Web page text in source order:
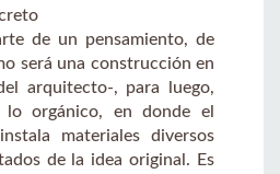
de un pensamiento, de
será una construcción en
arquitecto-, para luego,
orgánico, en donde el
materiales diversos
de la idea original. Es